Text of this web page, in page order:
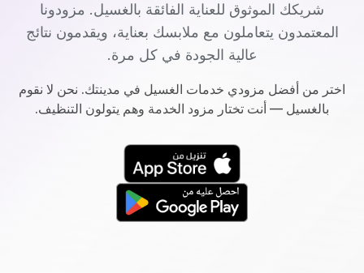
شريكك الموثوق للعناية الفائقة بالغسيل. مزودونا
المعتمدون يتعاملون مع ملابسك بعناية، ويقدمون نتائج
عالية الجودة في كل مرة.
اختر من أفضل مزودي خدمات الغسيل في مدينتك. نحن لا نقوم
بالغسيل — أنت تختار مزود الخدمة وهم يتولون التنظيف.